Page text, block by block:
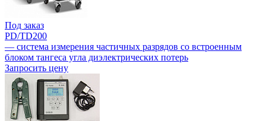
Под заказ
PD/TD200
— система измерения частичных разрядов со встроенным
блоком тангеса угла диэлектрических потерь
Запросить цену